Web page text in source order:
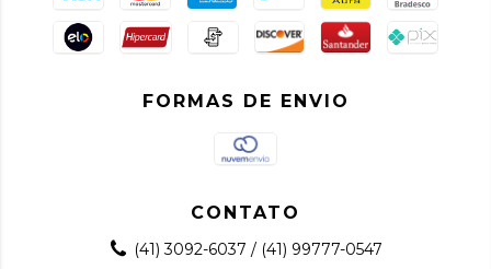
FORMAS DE ENVIO
CONTATO
(41) 3092-6037 / (41) 99777-0547